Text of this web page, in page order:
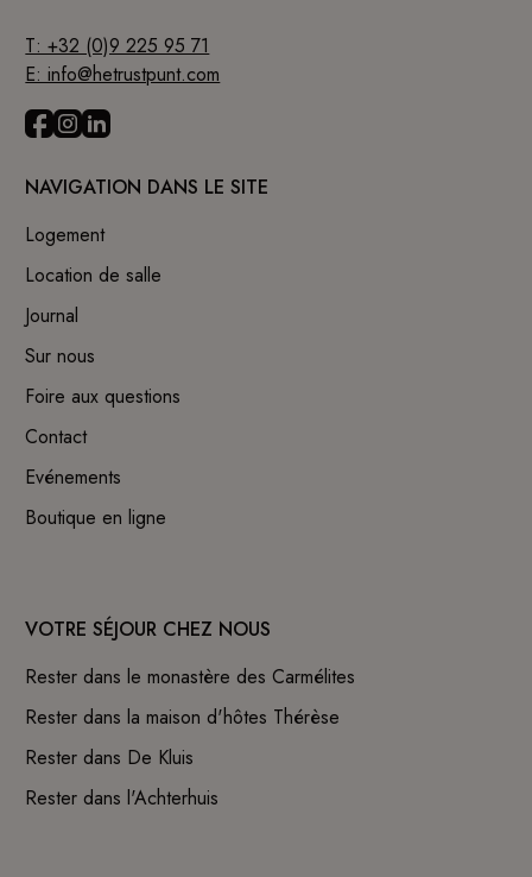
T: +32 (0)9 225 95 71
E: info@hetrustpunt.com
NAVIGATION DANS LE SITE
Logement
Location de salle
Journal
Sur nous
Foire aux questions
Contact
Evénements
Boutique en ligne
VOTRE SÉJOUR CHEZ NOUS
Rester dans le monastère des Carmélites
Rester dans la maison d'hôtes Thérèse
Rester dans De Kluis
Rester dans l'Achterhuis